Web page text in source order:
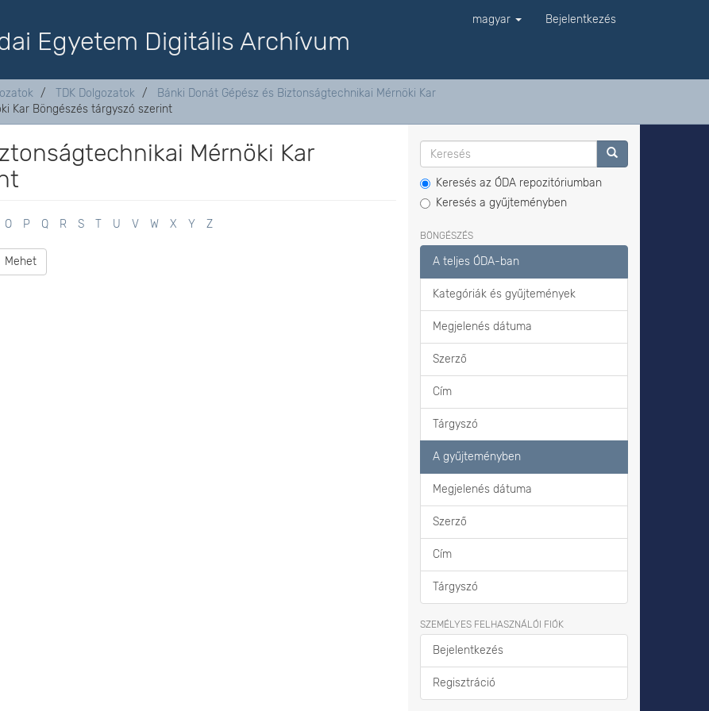
Egyetem Digitális Archívum
magyar Bejelentkezés
TDK Dolgozatok
Bánki Donát Gépész és Biztonságtechnikai Mérnöki Kar
Kar Böngészés tárgyszó szerint
Mérnöki Kar
O P Q R S T U V W X Y Z
Mehet
Keresés az ÓDA repozitóriumban
Keresés a gyűjteményben
BÖNGÉSZÉS
A teljes ÓDA-ban
Kategóriák és gyűjtemények
Megjelenés dátuma
Szerző
Cím
Tárgyszó
A gyűjteményben
Megjelenés dátuma
Szerző
Cím
Tárgyszó
SZEMÉLYES FELHASZNÁLÓI FIÓK
Bejelentkezés
Regisztráció